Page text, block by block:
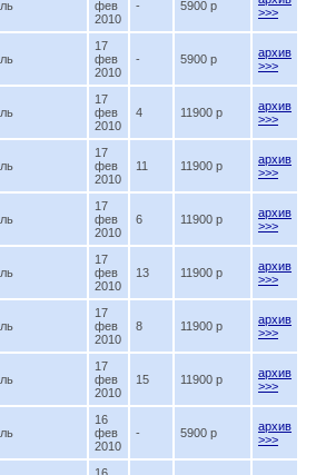
фев
2010
- 5900 p
>>>
17
фев
2010
- 5900 p
архив
>>>
17
фев
2010
4 11900 p
архив
>>>
17
фев
2010
11 11900 p
архив
>>>
17
фев
2010
6 11900 p
архив
>>>
17
фев
2010
13 11900 p
архив
>>>
17
фев
2010
8 11900 p
архив
>>>
17
фев
2010
15 11900 p
архив
>>>
16
фев
2010
- 5900 p
архив
>>>